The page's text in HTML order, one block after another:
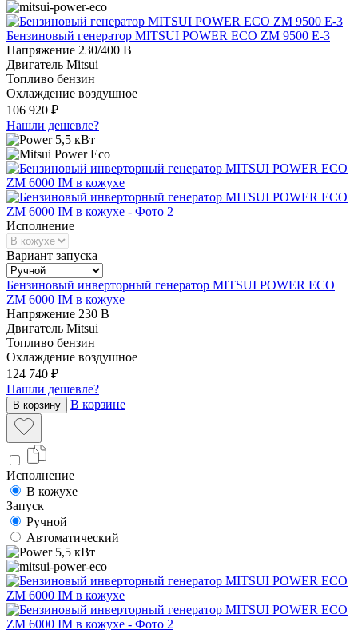
Бензиновый генератор MITSUI POWER ECO ZM 9500 E-3
Напряжение 230/400 В
Двигатель Mitsui
Топливо бензин
Охлаждение воздушное
106 920 ₽
Нашли дешевле?
5,5 кВт
Исполнение
Вариант запуска
Бензиновый инверторный генератор MITSUI POWER ECO
ZM 6000 IM в кожухе
Напряжение 230 В
Двигатель Mitsui
Топливо бензин
Охлаждение воздушное
124 740 ₽
Нашли дешевле?
В корзину В корзине
Исполнение
В кожухе
Запуск
Ручной
Автоматический
5,5 кВт